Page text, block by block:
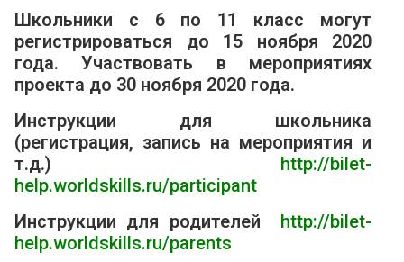
Школьники с 6 по 11 класс могут
регистрироваться до 15 ноября 2020
года. Участвовать в мероприятиях
проекта до 30 ноября 2020 года.
Инструкции для школьника
(регистрация, запись на мероприятия и
т.д.) http://bilet-
help.worldskills.ru/participant
Инструкции для родителей http://bilet-
help.worldskills.ru/parents